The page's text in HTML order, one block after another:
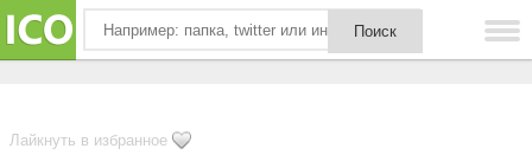
Лайкнуть в избранное